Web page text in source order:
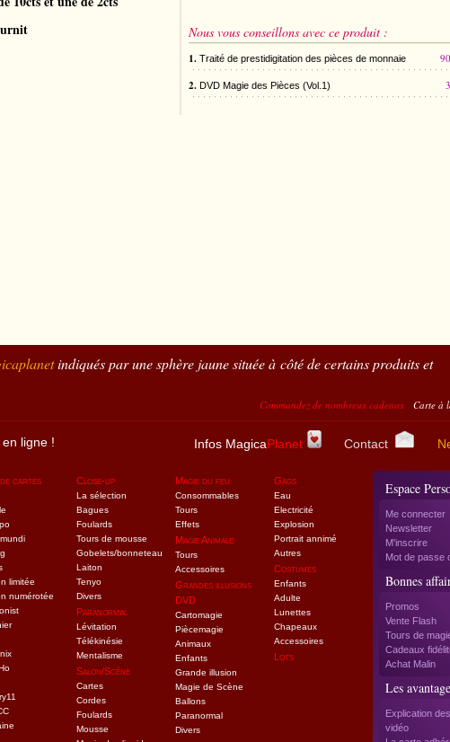
Nous vous conseillons avec ce produit :
1. Traité de prestidigitation des pièces de monnaie
2. DVD Magie des Pièces (Vol.1)
indiqués par une sphère jaune située à côté de certains produits et
Commandez de nombreux cadeaux Carte à la corde
ligne ! Infos MagicaPlanet Contact
cartes
limitée
numérotée
Close-up
La sélection
Bagues
Foulards
Tours de mousse
Gobelets/bonneteau
Laiton
Tenyo
Divers
Paranormal
Lévitation
Télékinésie
Mentalisme
Salon/Scéne
Cartes
Cordes
Foulards
Mousse
Magie du feu
Consommables
Tours
Effets
Magie Animale
Tours
Accessoires
Grandes illusions
DVD
Cartomagie
Piècemagie
Animaux
Enfants
Grande illusion
Magie de Scène
Ballons
Paranormal
Divers
Gags
Eau
Electricité
Explosion
Portrait annimé
Autres
Costumes
Enfants
Adulte
Lunettes
Chapeaux
Accessoires
Lots
Espace
Me connecter
Newsletter
M'inscrire
Mot de passe
Bonnes
Promos
Vente Flash
Tours de
Cadeaux
Achat Malin
Les
Explication
vidéo